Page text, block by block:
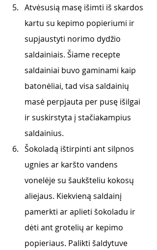
Atvėsusią masę išimti iš skardos
kartu su kepimo popieriumi ir
supjaustyti norimo dydžio
saldainiais. Šiame recepte
saldainiai buvo gaminami kaip
batonėliai, tad visa saldainių
masė perpjauta per pusę išilgai
ir suskirstyta į stačiakampius
saldainius.
Šokoladą ištirpinti ant silpnos
ugnies ar karšto vandens
vonelėje su šaukšteliu kokosų
aliejaus. Kiekvieną saldainį
pamerkti ar aplieti šokoladu ir
dėti ant grotelių ar kepimo
popieriaus. Palikti šaldytuve